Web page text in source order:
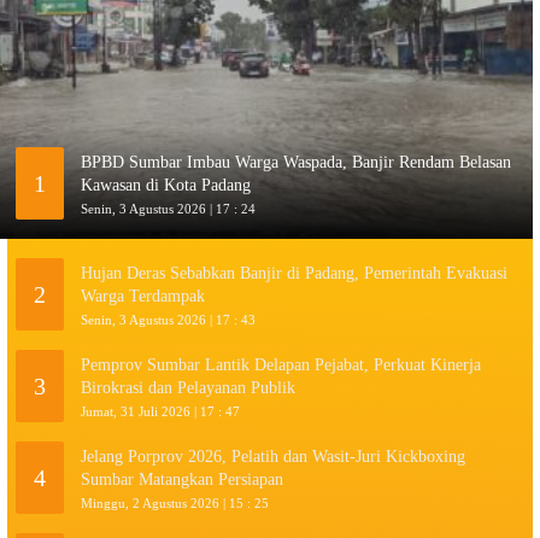
1
BPBD Sumbar Imbau Warga Waspada, Banjir Rendam Belasan
Kawasan di Kota Padang
Senin, 3 Agustus 2026 | 17 : 24
2
Hujan Deras Sebabkan Banjir di Padang, Pemerintah Evakuasi
Warga Terdampak
Senin, 3 Agustus 2026 | 17 : 43
3
Pemprov Sumbar Lantik Delapan Pejabat, Perkuat Kinerja
Birokrasi dan Pelayanan Publik
Jumat, 31 Juli 2026 | 17 : 47
4
Jelang Porprov 2026, Pelatih dan Wasit-Juri Kickboxing
Sumbar Matangkan Persiapan
Minggu, 2 Agustus 2026 | 15 : 25